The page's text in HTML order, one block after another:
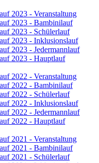
2023 - Veranstaltung
2023 - Bambinilauf
2023 - Schülerlauf
2023 - Inklusionslauf
2023 - Jedermannlauf
2023 - Hauptlauf
2022 - Veranstaltung
2022 - Bambinilauf
2022 - Schülerlauf
2022 - Inklusionslauf
2022 - Jedermannlauf
2022 - Hauptlauf
2021 - Veranstaltung
2021 - Bambinilauf
2021 - Schülerlauf